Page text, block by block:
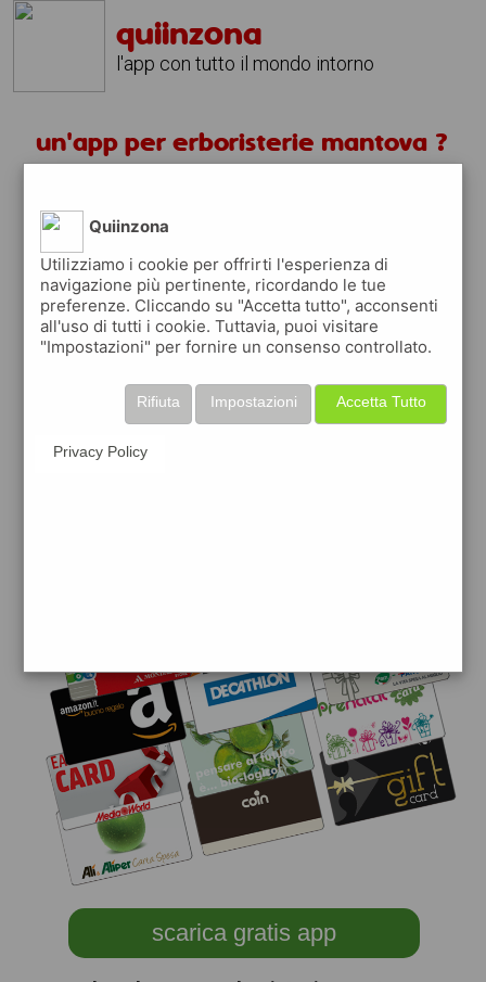
quiinzona
l'app con tutto il mondo intorno
un'app per erboristerie mantova ?
quiinzona è una app
gratuita
che ti aiuta se cerchi 'un'app per
erboristerie mantova ? ' e che ti premia
ogni volta che la usi
raccogli punti da convertire inbuoni sconto
o gift card
per fare la spesa, fare
scarica gratis app
Quiinzona
Utilizziamo i cookie per offrirti l'esperienza di
navigazione più pertinente, ricordando le tue
preferenze. Cliccando su "Accetta tutto", acconsenti
all'uso di tutti i cookie. Tuttavia, puoi visitare
"Impostazioni" per fornire un consenso controllato.
Accetta Tutto
Impostazioni
Rifiuta
Privacy Policy